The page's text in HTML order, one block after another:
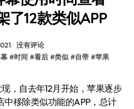
了12款类似APP
没有评论
#时间 #看后 #类似 #自带 #苹果
中移除类似功能的APP，总计